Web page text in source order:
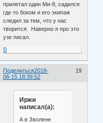
прилетал один Ми-8, садился
где то боком и его экипаж
следил за тем, что у нас
творится. Наверно я про это
узе писал.
0
Поделиться 19
2018-
06-15 18:39:52
Иржи
написал(а):
А в Зволене